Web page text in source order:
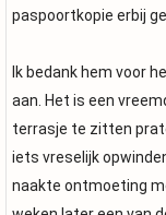
paspoortkopie erbij
Ik bedank hem voor
aan. Het is een
terrasje te zitten
iets vreselijk
naakte ontmoeting